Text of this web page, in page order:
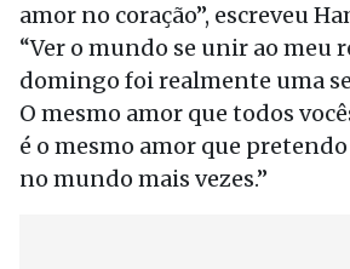
amor no coração”, escreveu
“Ver o mundo se unir ao meu
domingo foi realmente uma
O mesmo amor que todos
é o mesmo amor que
no mundo mais vezes.”